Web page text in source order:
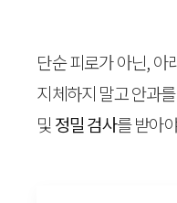
단순 피로가 아닌, 아
지체하지 말고 안과
및정밀 검사를 받아